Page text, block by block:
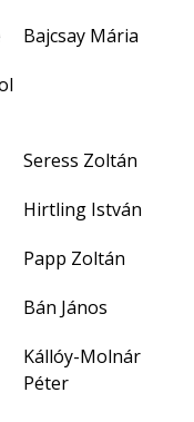
Bajcsay Mária
Seress Zoltán
Hirtling István
Papp Zoltán
Bán János
Kállóy-Molnár
Péter